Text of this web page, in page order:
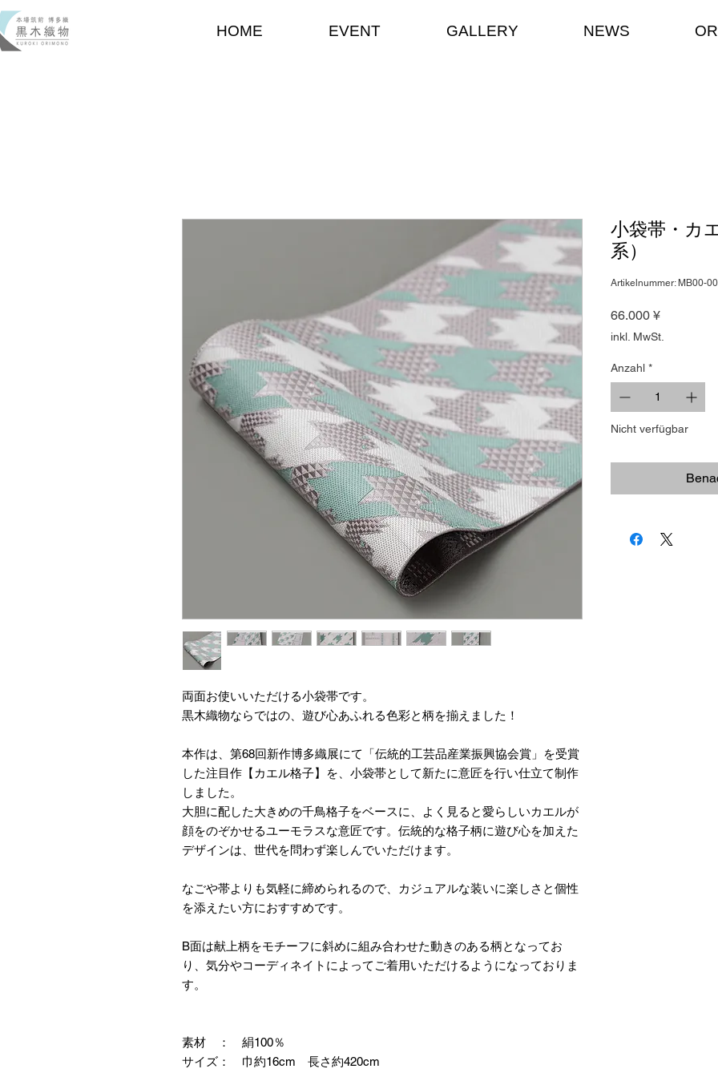
HOME EVENT GALLERY NEWS
両面お使いいただける小袋帯です。
黒木織物ならではの、遊び心あふれる色彩と柄を揃えました！
本作は、第68回新作博多織展にて「伝統的工芸品産業振興協会賞」を受賞
した注目作【カエル格子】を、小袋帯として新たに意匠を行い仕立て制作
しました。
大胆に配した大きめの千鳥格子をベースに、よく見ると愛らしいカエルが
顔をのぞかせるユーモラスな意匠です。伝統的な格子柄に遊び心を加えた
デザインは、世代を問わず楽しんでいただけます。
なごや帯よりも気軽に締められるので、カジュアルな装いに楽しさと個性
を添えたい方におすすめです。
B面は献上柄をモチーフに斜めに組み合わせた動きのある柄となってお
り、気分やコーディネイトによってご着用いただけるようになっておりま
す。
素材 ： 絹100％
サイズ： 巾約16cm 長さ約420cm
小袋帯・カ
系）
Artikelnummer: MB00-
66.000 ¥Preis
inkl. MwSt.
Anzahl *
Nicht verfügbar